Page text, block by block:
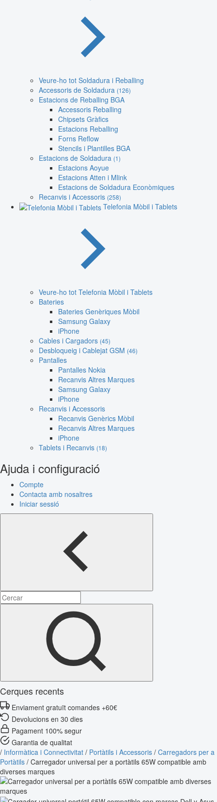
Veure-ho tot Soldadura i Reballing
Accessoris de Soldadura (126)
Estacions de Reballing BGA
Accessoris Reballing
Chipsets Gràfics
Estacions Reballing
Forns Reflow
Stencils i Plantilles BGA
Estacions de Soldadura (1)
Estacions Aoyue
Estacions Atten i Mlink
Estacions de Soldadura Econòmiques
Recanvis i Accessoris (258)
Telefonia Mòbil i Tablets
Veure-ho tot Telefonia Mòbil i Tablets
Bateries
Bateries Genèriques Mòbil
Samsung Galaxy
iPhone
Cables i Cargadors (45)
Desbloqueig i Cablejat GSM (46)
Pantalles
Pantalles Nokia
Recanvis Altres Marques
Samsung Galaxy
iPhone
Recanvis i Accessoris
Recanvis Genèrics Mòbil
Recanvis Altres Marques
iPhone
Tablets i Recanvis (18)
Ajuda i configuració
Compte
Contacta amb nosaltres
Iniciar sessió
Cerques recents
Enviament gratuït comandes +60€
Devolucions en 30 dies
Pagament 100% segur
Garantia de qualitat
/ Informàtica i Connectivitat / Portàtils i Accessoris / Carregadors per a
Portàtils / Carregador universal per a portàtils 65W compatible amb
diverses marques